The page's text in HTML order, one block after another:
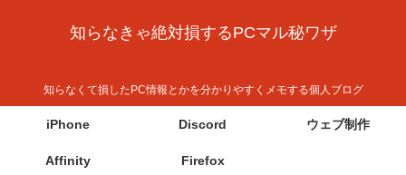
知らなきゃ絶対損するPCマル秘ワザ
知らなくて損したPC情報とかを分かりやすくメモする個人ブログ
iPhone Discord ウェブ制作
Affinity Firefox